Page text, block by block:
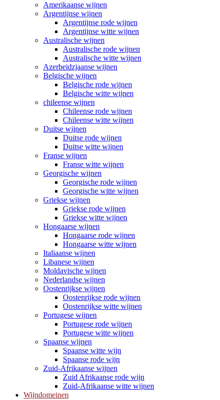
Amerikaanse wijnen
Argentijnse wijnen
Argentijnse rode wijnen
Argentijnse witte wijnen
Australische wijnen
Australische rode wijnen
Australische witte wijnen
Azerbeidzjaanse wijnen
Belgische wijnen
Belgische rode wijnen
Belgische witte wijnen
chileense wijnen
Chileense rode wijnen
Chileense witte wijnen
Duitse wijnen
Duitse rode wijnen
Duitse witte wijnen
Franse wijnen
Franse witte wijnen
Georgische wijnen
Georgische rode wijnen
Georgische witte wijnen
Griekse wijnen
Griekse rode wijnen
Griekse witte wijnen
Hongaarse wijnen
Hongaarse rode wijnen
Hongaarse witte wijnen
Italiaanse wijnen
Libanese wijnen
Moldavische wijnen
Nederlandse wijnen
Oostenrijkse wijnen
Oostenrijkse rode wijnen
Oostenrijkse witte wijnen
Portugese wijnen
Portugese rode wijnen
Portugese witte wijnen
Spaanse wijnen
Spaanse witte wijn
Spaanse rode wijn
Zuid-Afrikaanse wijnen
Zuid Afrikaanse rode wijn
Zuid-Afrikaanse witte wijnen
Wijndomeinen